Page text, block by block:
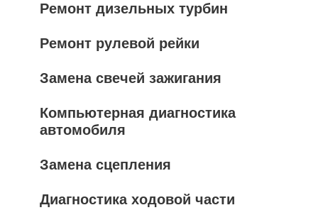
Ремонт дизельных турбин
Ремонт рулевой рейки
Замена свечей зажигания
Компьютерная диагностика
автомобиля
Замена сцепления
Диагностика ходовой части